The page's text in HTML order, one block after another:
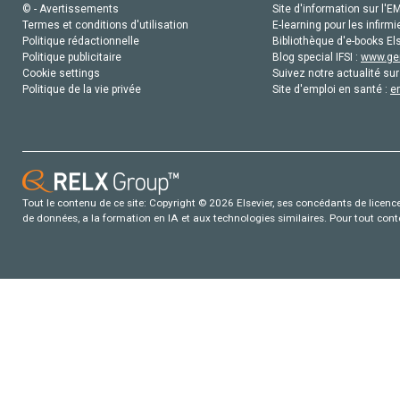
© - Avertissements
Termes et conditions d'utilisation
Politique rédactionnelle
Politique publicitaire
Cookie settings
Politique de la vie privée
Site d'information sur
E-learning pour les
Bibliothèque d'e-books
Blog special IFSI :
Suivez notre actualité
Site d'emploi en santé :
Tout le contenu de ce site: Copyright © 2026 Elsevier, ses concédants de
de données, a la formation en IA et aux technologies similaires. Pour tout